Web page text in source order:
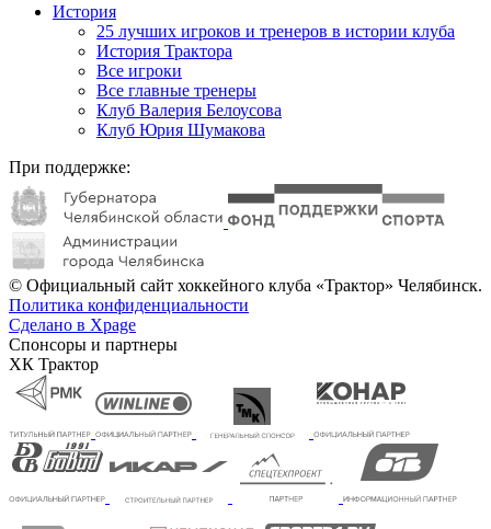
История
25 лучших игроков и тренеров в истории клуба
История Трактора
Все игроки
Все главные тренеры
Клуб Валерия Белоусова
Клуб Юрия Шумакова
При поддержке:
© Официальный сайт хоккейного клуба «Трактор» Челябинск.
Политика конфиденциальности
Сделано в Xpage
Спонсоры и партнеры
ХК Трактор